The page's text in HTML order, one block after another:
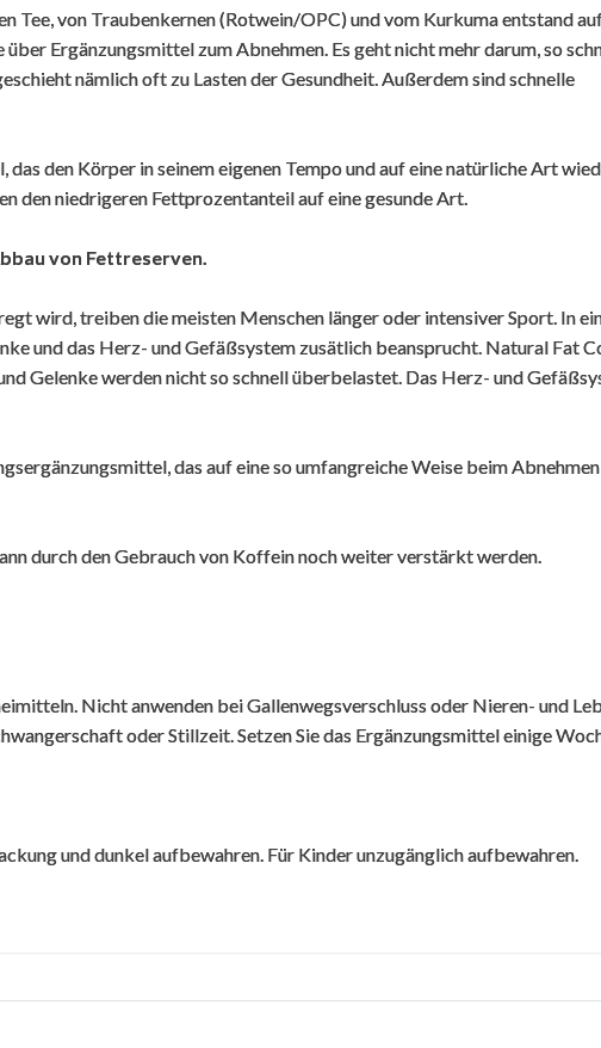
Tee, von Traubenkernen (Rotwein/OPC) und vom Kurkuma entstand
Ergänzungsmittel zum Abnehmen. Es geht nicht mehr darum, so
nämlich oft zu Lasten der Gesundheit. Außerdem sind schnelle
den Körper in seinem eigenen Tempo und auf eine natürliche Art
den niedrigeren Fettprozentanteil auf eine gesunde Art.
von Fettreserven.
wird, treiben die meisten Menschen länger oder intensiver Sport. In
und das Herz- und Gefäßsystem zusätlich beansprucht. Natural Fat
Gelenke werden nicht so schnell überbelastet. Das Herz- und
das auf eine so umfangreiche Weise beim Abnehmen
durch den Gebrauch von Koffein noch weiter verstärkt werden.
Nicht anwenden bei Gallenwegsverschluss oder Nieren- und
oder Stillzeit. Setzen Sie das Ergänzungsmittel einige
und dunkel aufbewahren. Für Kinder unzugänglich aufbewahren.
Bin jetzt bei meiner 2. Packung in
Kombination mit den omega3 Pillen und
muss sagen, dass ich schon einige Kilos
aber jetzt bin ich doch besser in Form von 98
kg zu 92 kg muss aber sagen, dass es
nicht hilft
Dieses Kommentar wurde von unserem
niederlï¿½ndischen Hauptshop automatisch uebersetzt
Seit
mal
,